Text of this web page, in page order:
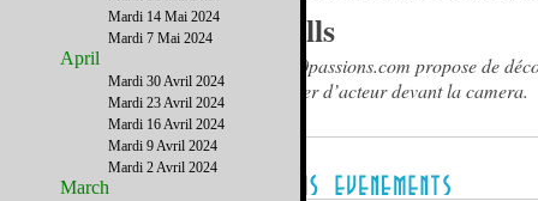
Valls
1000passions.com propose de
métier d’acteur devant la camera.
Mardi 14 Mai 2024
Mardi 7 Mai 2024
April
Mardi 30 Avril 2024
Mardi 23 Avril 2024
Mardi 16 Avril 2024
Mardi 9 Avril 2024
Mardi 2 Avril 2024
March